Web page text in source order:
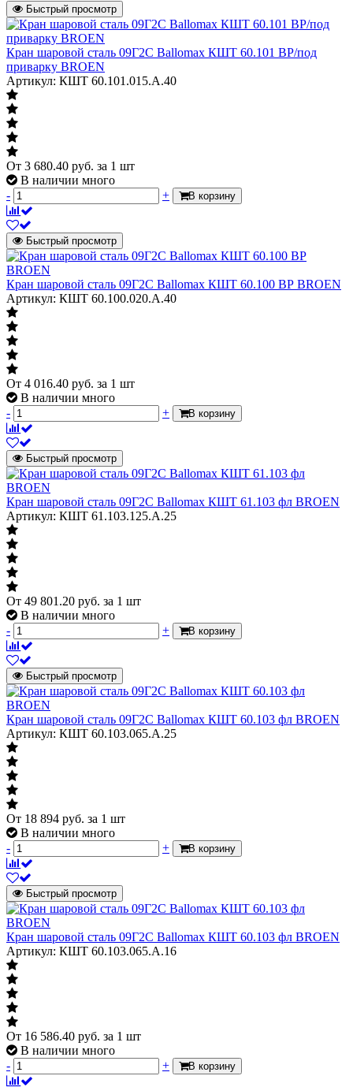
Быстрый просмотр
Кран шаровой сталь 09Г2С Ballomax КШТ 60.101 ВР/под
приварку BROEN
Артикул: КШТ 60.101.015.А.40
От 3 680.40 руб. за 1 шт
В наличии много
-
+ В корзину
Быстрый просмотр
Кран шаровой сталь 09Г2С Ballomax КШТ 60.100 ВР BROEN
Артикул: КШТ 60.100.020.А.40
От 4 016.40 руб. за 1 шт
В наличии много
-
+ В корзину
Быстрый просмотр
Кран шаровой сталь 09Г2С Ballomax КШТ 61.103 фл BROEN
Артикул: КШТ 61.103.125.А.25
От 49 801.20 руб. за 1 шт
В наличии много
-
+ В корзину
Быстрый просмотр
Кран шаровой сталь 09Г2С Ballomax КШТ 60.103 фл BROEN
Артикул: КШТ 60.103.065.А.25
От 18 894 руб. за 1 шт
В наличии много
-
+ В корзину
Быстрый просмотр
Кран шаровой сталь 09Г2С Ballomax КШТ 60.103 фл BROEN
Артикул: КШТ 60.103.065.А.16
От 16 586.40 руб. за 1 шт
В наличии много
-
+ В корзину